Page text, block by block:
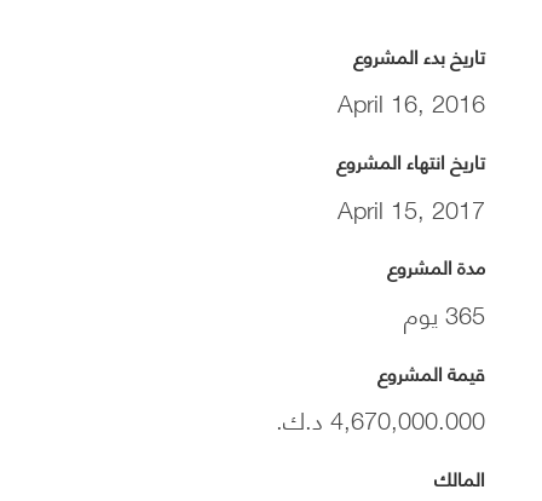
تاريخ بدء المشروع
April 16, 2016
تاريخ انتهاء المشروع
April 15, 2017
مدة المشروع
365 يوم
قيمة المشروع
4,670,000.000 د.ك.
المالك